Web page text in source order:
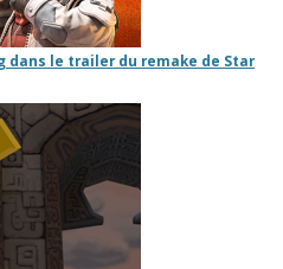
dans le trailer du remake de Star